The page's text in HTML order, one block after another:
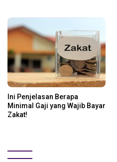
Ini Penjelasan Berapa
Minimal Gaji yang Wajib Bayar
Zakat!